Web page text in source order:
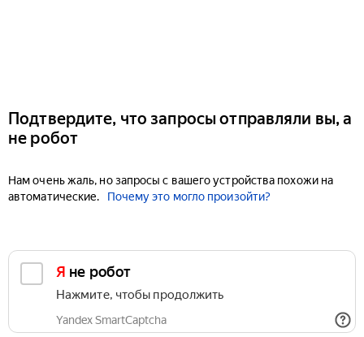
Подтвердите, что запросы отправляли вы, а
не робот
Нам очень жаль, но запросы с вашего устройства похожи на
автоматические.
Почему это могло произойти?
Я не робот
Нажмите, чтобы продолжить
Yandex SmartCaptcha